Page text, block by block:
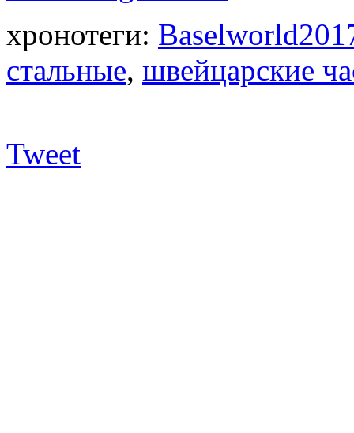
хронотеги:
стальные, швейцарские
Tweet